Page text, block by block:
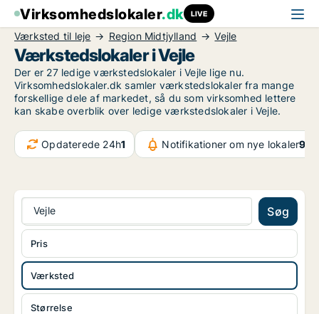
Virksomhedslokaler.dk LIVE
Værksted til leje Region Midtjylland Vejle
Værkstedslokaler i Vejle
Der er 27 ledige værkstedslokaler i Vejle lige nu.
Virksomhedslokaler.dk samler værkstedslokaler fra mange
forskellige dele af markedet, så du som virksomhed lettere
kan skabe overblik over ledige værkstedslokaler i Vejle.
Opdaterede 24h1 Notifikationer om nye lokaler971
Vejle Søg
Værksted
Størrelse
Pris